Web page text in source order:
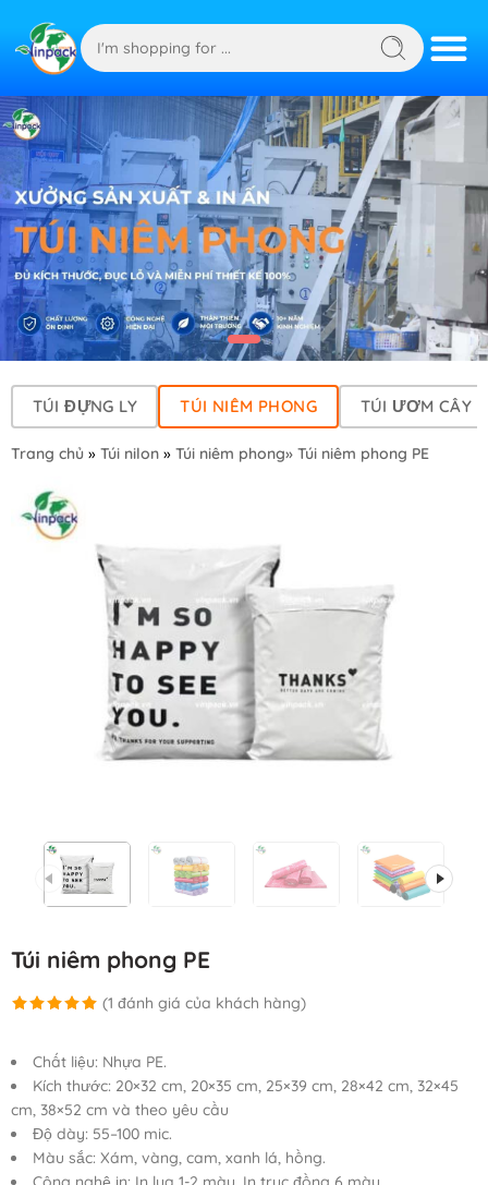
TÚI ĐỰNG LY TÚI NIÊM PHONG TÚI ƯƠM CÂY
Trang chủ » Túi nilon » Túi niêm phong» Túi niêm phong PE
Túi niêm phong PE
dựa trên
đánh giá
(1 đánh giá của khách hàng)
Chất liệu: Nhựa PE.
Kích thước: 20×32 cm, 20×35 cm, 25×39 cm, 28×42 cm, 32×45
cm, 38×52 cm và theo yêu cầu
Độ dày: 55–100 mic.
Màu sắc: Xám, vàng, cam, xanh lá, hồng.